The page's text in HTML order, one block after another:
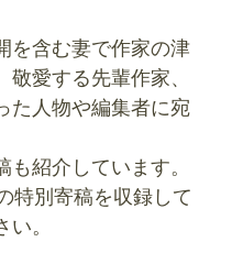
を含む妻で作家の津
愛する先輩作家、
た人物や編集者に宛
紹介しています。
特別寄稿を収録して
。